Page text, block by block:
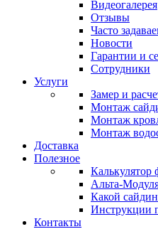
Видеогалерея
Отзывы
Часто
Новости
Гарантии и
Сотрудники
Услуги
Замер и
Монтаж
Монтаж
Монтаж
Доставка
Полезное
Калькулятор
Альта-
Какой
Инструкции
Контакты